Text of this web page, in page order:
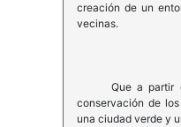
creación de un
vecinas.
Que a partir del
conservación de
una ciudad verde y